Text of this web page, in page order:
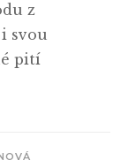
z
svou
pití